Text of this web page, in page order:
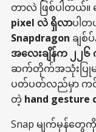
တာလဲ ဖြစ်ပါတယ်
pixel လဲ ရှိလာပါတ
Snapdragon ချစ်
အလေးချိန်က ၂၂၆
ဆက်တိုက်အသုံးပြု
ပတ်ပတ်လည်မှာ ကင်
တဲ့ hand gesture
Snap မျက်မှန်တွေကို